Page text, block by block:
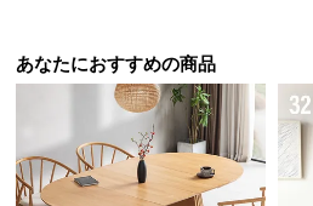
片側2杯タイ
あなたにおすすめの商品